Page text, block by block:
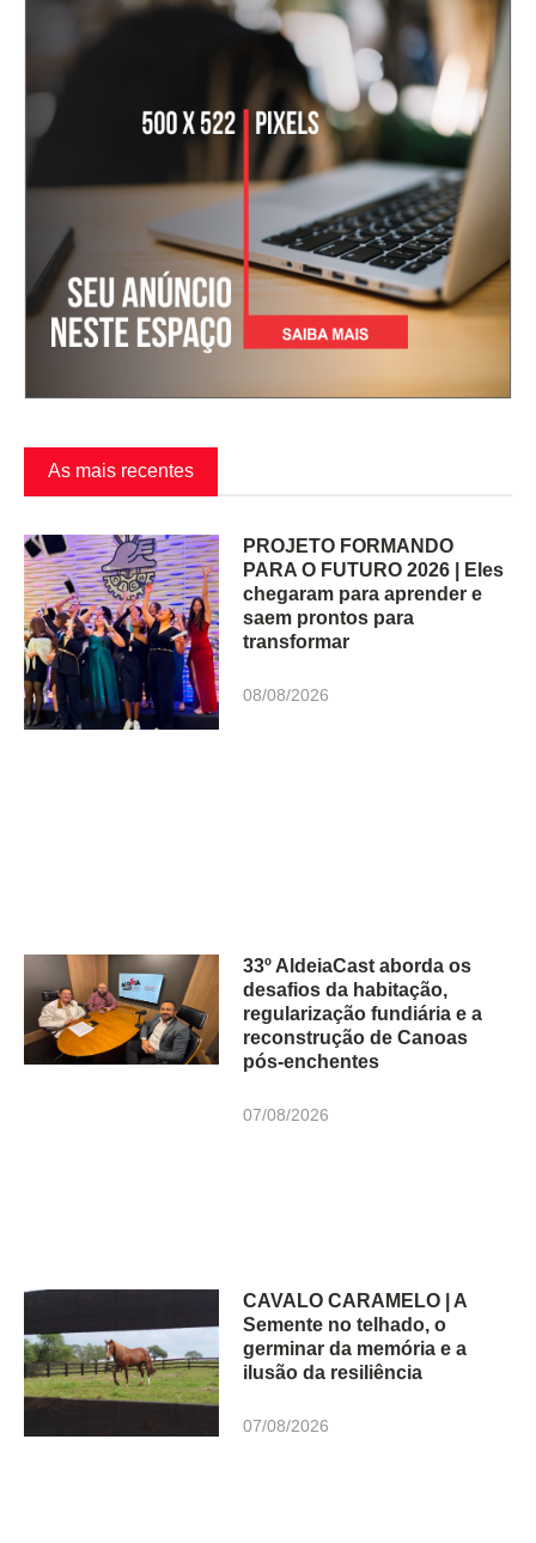
As mais recentes
PROJETO FORMANDO
PARA O FUTURO 2026 | Eles
chegaram para aprender e
saem prontos para
transformar
08/08/2026
33º AldeiaCast aborda os
desafios da habitação,
regularização fundiária e a
reconstrução de Canoas
pós-enchentes
07/08/2026
CAVALO CARAMELO | A
Semente no telhado, o
germinar da memória e a
ilusão da resiliência
07/08/2026